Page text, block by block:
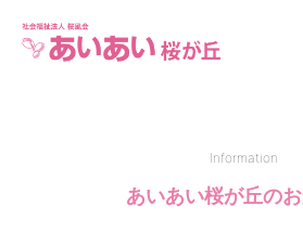
社会
Information
あいあい桜が丘の